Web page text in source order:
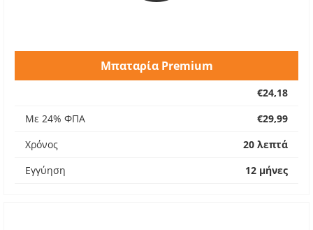
Μπαταρία Premium
€24,18
Με 24% ΦΠΑ
€29,99
Χρόνος
20 λεπτά
Εγγύηση
12 μήνες